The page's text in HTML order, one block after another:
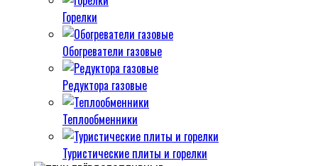
Горелки
Обогреватели газовые
Редуктора газовые
Теплообменники
Туристические плиты и горелки